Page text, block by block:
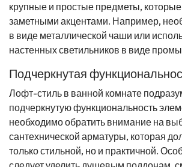
крупные и простые предметы, которые
заметными акцентами. Например,
в виде металлической чаши или
настенных светильников в виде
Подчеркнутая
Лофт-стиль в ванной комнате
подчеркнутую функциональность
необходимо обратить внимание на
сантехнической арматуры, которая
только стильной, но и практичной.